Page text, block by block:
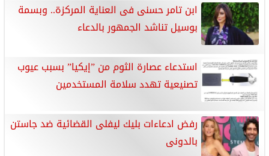
ابن تامر حسنى فى العناية المركزة.. وبسمة
بوسيل تناشد الجمهور بالدعاء
استدعاء عصارة الثوم من ”إيكيا” بسبب عيوب
تصنيعية تهدد سلامة المستخدمين
رفض ادعاءات بليك ليفلى القضائية ضد جاستن
بالدونى